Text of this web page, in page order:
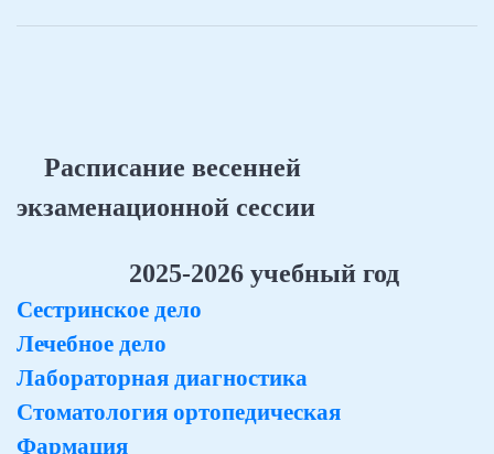
Расписание весенней
экзаменационной сессии
2025-2026 учебный год
Сестринское дело
Лечебное дело
Лабораторная диагностика
Стоматология ортопедическая
Фармация